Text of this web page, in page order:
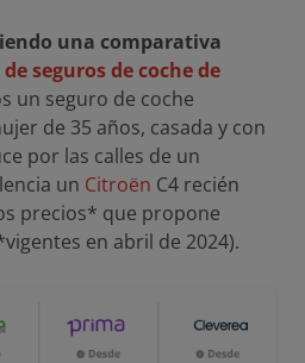
una comparativa
seguros de coche de
un seguro de coche
de 35 años, casada y con
por las calles de un
un Citroën C4 recién
precios* que propone
en abril de 2024).